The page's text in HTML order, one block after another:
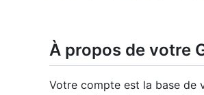
À propos de votre
Votre compte est la base de